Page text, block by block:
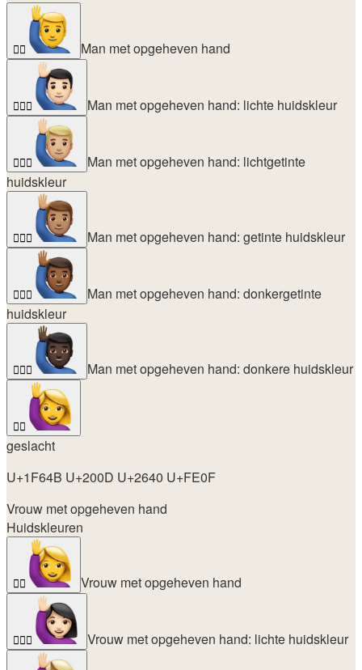
🙋‍♂️ Man met opgeheven hand
🙋🏻‍♂️ Man met opgeheven hand: lichte huidskleur
🙋🏼‍♂️
Man met opgeheven hand: lichtgetinte
huidskleur
🙋🏽‍♂️ Man met opgeheven hand: getinte huidskleur
🙋🏾‍♂️
Man met opgeheven hand: donkergetinte
huidskleur
🙋🏿‍♂️ Man met opgeheven hand: donkere huidskleur
🙋‍♀️
geslacht
U+1F64B U+200D U+2640 U+FE0F
Vrouw met opgeheven hand
Huidskleuren
🙋‍♀️ Vrouw met opgeheven hand
🙋🏻‍♀️ Vrouw met opgeheven hand: lichte huidskleur